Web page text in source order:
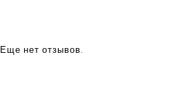
Еще нет отзывов.